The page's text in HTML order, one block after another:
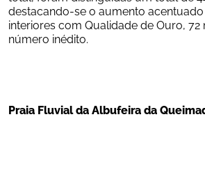
destacando-se o aumento
interiores com Qualidade de Ouro, 72
número inédito.
Praia Fluvialda Albufeira da